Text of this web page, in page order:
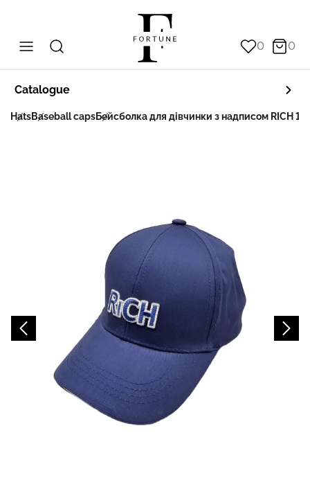
0 0
Catalogue
HatsBaseball capsБейсболка для дівчинки з надписом RICH